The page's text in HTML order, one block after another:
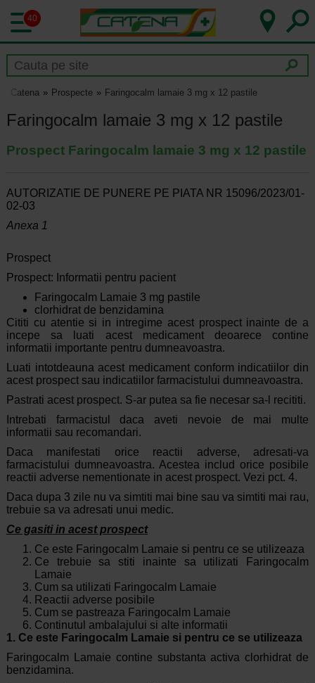
40
Catena Prospecte Faringocalm lamaie 3 mg x 12 pastile
Faringocalm lamaie 3 mg x 12 pastile
Prospect Faringocalm lamaie 3 mg x 12 pastile
AUTORIZATIE DE PUNERE PE PIATA NR 15096/2023/01-
02-03
Anexa 1
Prospect
Prospect: Informatii pentru pacient
Faringocalm Lamaie 3 mg pastile
clorhidrat de benzidamina
Cititi cu atentie si in intregime acest prospect inainte de a
incepe sa luati acest medicament deoarece contine
informatii importante pentru dumneavoastra.
Luati intotdeauna acest medicament conform indicatiilor din
acest prospect sau indicatiilor farmacistului dumneavoastra.
Pastrati acest prospect. S-ar putea sa fie necesar sa-l recititi.
Intrebati farmacistul daca aveti nevoie de mai multe
informatii sau recomandari.
Daca manifestati orice reactii adverse, adresati-va
farmacistului dumneavoastra. Acestea includ orice posibile
reactii adverse nementionate in acest prospect. Vezi pct. 4.
Daca dupa 3 zile nu va simtiti mai bine sau va simtiti mai rau,
trebuie sa va adresati unui medic.
Ce gasiti in acest prospect
Ce este Faringocalm Lamaie si pentru ce se utilizeaza
Ce trebuie sa stiti inainte sa utilizati Faringocalm
Lamaie
Cum sa utilizati Faringocalm Lamaie
Reactii adverse posibile
Cum se pastreaza Faringocalm Lamaie
Continutul ambalajului si alte informatii
1. Ce este Faringocalm Lamaie si pentru ce se utilizeaza
Faringocalm Lamaie contine substanta activa clorhidrat de
benzidamina.